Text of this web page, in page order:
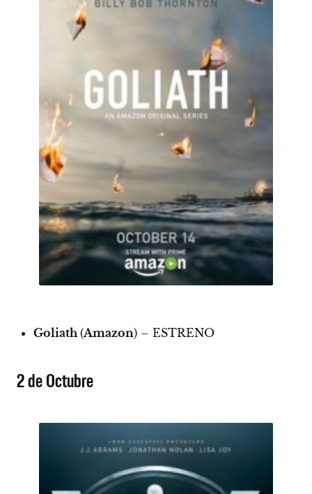
Goliath(Amazon) – ESTRENO
2 de Octubre